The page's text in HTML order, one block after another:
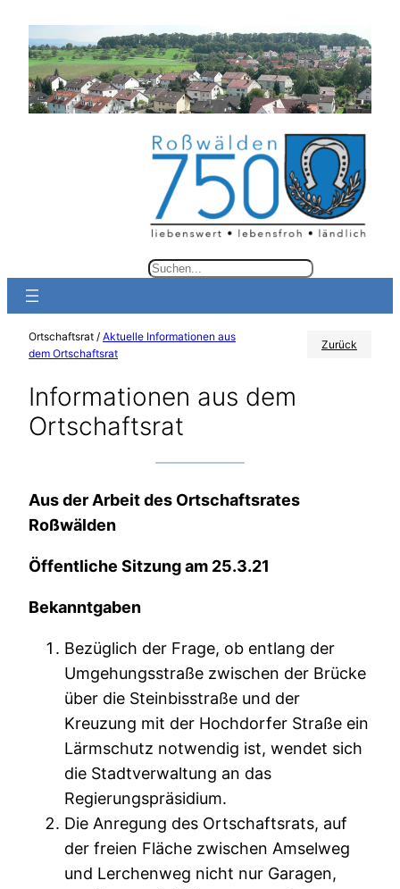
Inhalt
springen
S
c
h
n
Ortschaftsrat / Aktuelle Informationen aus
dem Ortschaftsrat
Zurück
Informationen aus dem
Ortschaftsrat
Aus der Arbeit des Ortschaftsrates
Roßwälden
Öffentliche Sitzung am 25.3.21
Bekanntgaben
Bezüglich der Frage, ob entlang der
Umgehungsstraße zwischen der Brücke
über die Steinbisstraße und der
Kreuzung mit der Hochdorfer Straße ein
Lärmschutz notwendig ist, wendet sich
die Stadtverwaltung an das
Regierungspräsidium.
Die Anregung des Ortschaftsrats, auf
der freien Fläche zwischen Amselweg
und Lerchenweg nicht nur Garagen,